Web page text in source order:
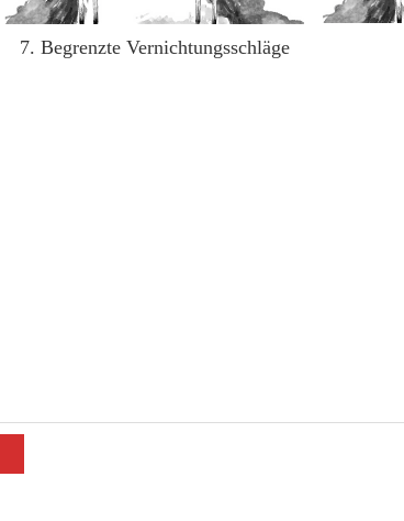
7. Begrenzte Vernichtungsschläge